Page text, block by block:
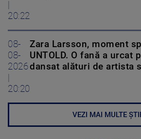
20:22
08-
08-
2026
20:20
Zara Larsson, moment
UNTOLD. O fană a urcat
dansat alături de artista
VEZI MAI MULTE